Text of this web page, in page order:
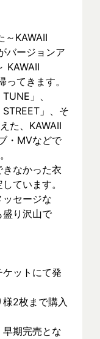
～KAWAII
バージョンア
KAWAII
てきます。
」、
」、そ
た、KAWAII
・MVなどで
なかった衣
ています。
セージな
盛り沢山で
ケットにて発
様2枚まで購入
早期完売とな